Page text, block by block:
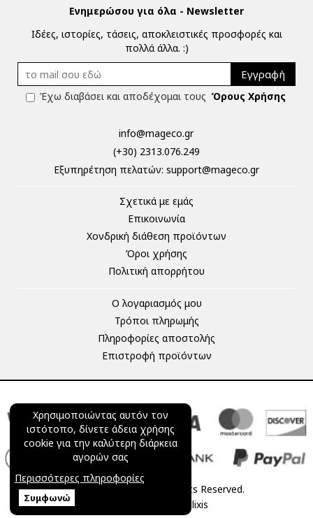
Χρησιμοποιώντας αυτόν τον
ιστότοπο, δίνετε άδεια χρήσης
cookie για την καλύτερη διάρκεια
αγορών σας
Περισσότερες πληροφορίες
Συμφωνώ
Ενημερώσου για όλα - Newsletter
Ιδέες, ιστορίες, τάσεις, αποκλειστικές προσφορές και
πολλά άλλα. :)
Εγγραφή
Έχω διαβάσει και αποδέχομαι τους Όρους Χρήσης
info@mageco.gr
(+30) 2313.076.249
Eξυπηρέτηση πελατών: support@mageco.gr
Σχετικά με εμάς
Επικοινωνία
Χονδρική διάθεση προϊόντων
Όροι χρήσης
Πολιτική απορρήτου
Ο λογαριασμός μου
Τρόποι πληρωμής
Πληροφορίες αποστολής
Επιστροφή προϊόντων
© 2025 mageco.gr All Rights Reserved.
netExelixis